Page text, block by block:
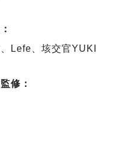
Lefe、垓交官YUKI
修：